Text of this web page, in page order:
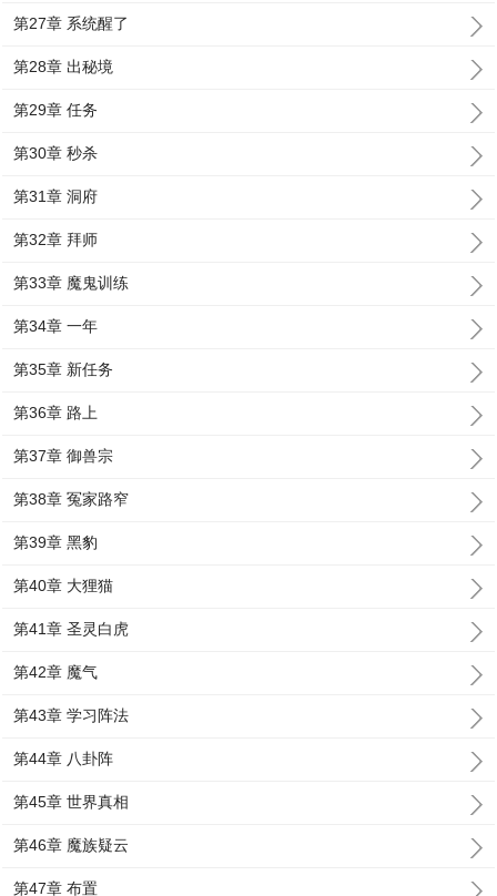
第27章 系统醒了
第28章 出秘境
第29章 任务
第30章 秒杀
第31章 洞府
第32章 拜师
第33章 魔鬼训练
第34章 一年
第35章 新任务
第36章 路上
第37章 御兽宗
第38章 冤家路窄
第39章 黑豹
第40章 大狸猫
第41章 圣灵白虎
第42章 魔气
第43章 学习阵法
第44章 八卦阵
第45章 世界真相
第46章 魔族疑云
第47章 布置